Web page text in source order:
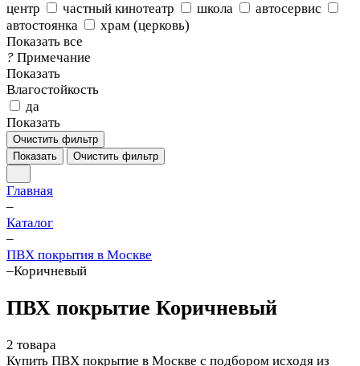
центр
частный кинотеатр школа
автосервис
автостоянка
храм (церковь)
Показать все
? Примечание
Показать
Влагостойкость
да
Показать
Очистить фильтр
Показать
Очистить фильтр
Главная
–
Каталог
–
ПВХ покрытия в Москве
–Коричневый
ПВХ покрытие Коричневый
2 товара
Купить ПВХ покрытие в Москве с подбором исходя из